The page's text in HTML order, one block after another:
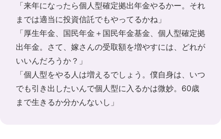
「来年になったら個人型確定拠出年金やるかー。それ
までは適当に投資信託でもやってるかね」
「厚生年金、国民年金＋国民年金基金、個人型確定拠
出年金。さて、嫁さんの受取額を増やすには、どれが
いいんだろうか？」
「個人型をやる人は増えるでしょう。僕自身は、いつ
でも引き出したいんで個人型に入るかは微妙。60歳
まで生きるか分かんないし」